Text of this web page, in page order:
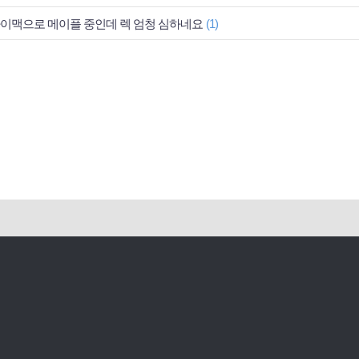
맥으로 메이플 중인데 렉 엄청 심하네요 (1)